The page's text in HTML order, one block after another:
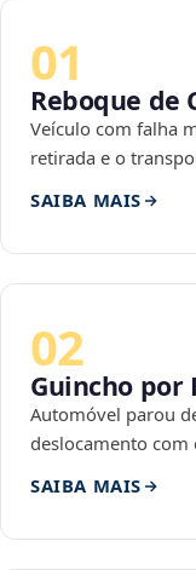
01
Reboque de
Veículo com falha
retirada e o
SAIBA MAIS
02
Guincho por
Automóvel parou
deslocamento com
SAIBA MAIS